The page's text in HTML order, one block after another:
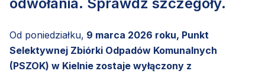
Od poniedziałku, 9 marca 2026 roku, Punkt
Selektywnej Zbiórki Odpadów Komunalnych
(PSZOK) w Kielnie zostaje wyłączony z